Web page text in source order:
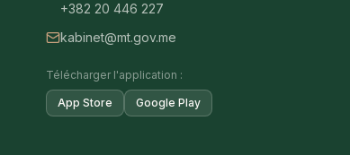
+382 20 446 227
kabinet@mt.gov.me
Télécharger l'application :
App Store Google Play